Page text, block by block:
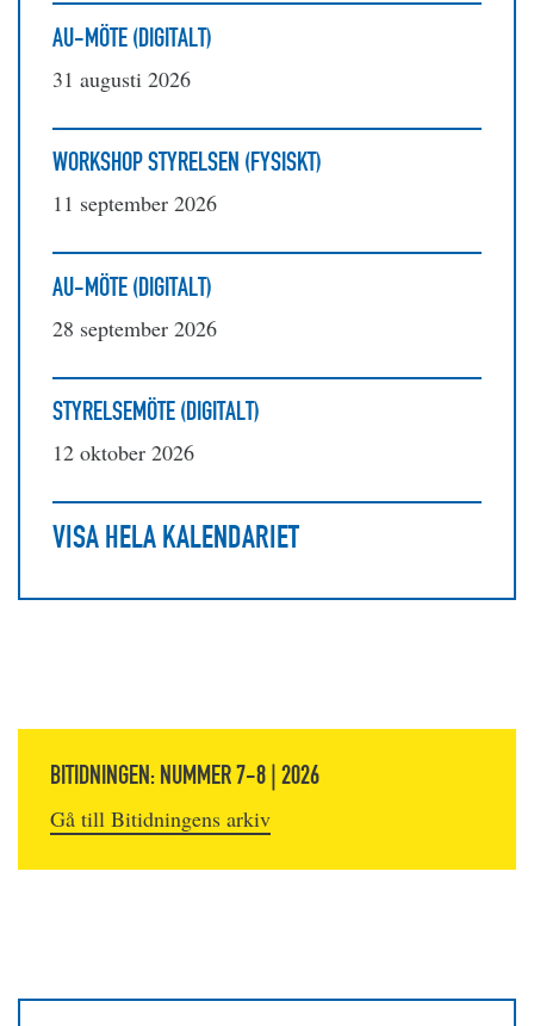
AU-MÖTE (DIGITALT)
31 augusti 2026
WORKSHOP STYRELSEN (FYSISKT)
11 september 2026
AU-MÖTE (DIGITALT)
28 september 2026
STYRELSEMÖTE (DIGITALT)
12 oktober 2026
VISA HELA KALENDARIET
BITIDNINGEN: NUMMER 7-8 | 2026
Gå till Bitidningens arkiv